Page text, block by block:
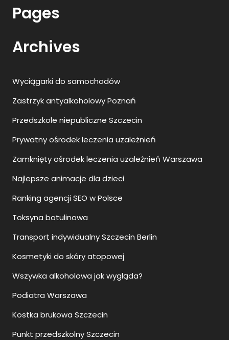
Pages
Archives
Wyciągarki do samochodów
Zastrzyk antyalkoholowy Poznań
Przedszkole niepubliczne Szczecin
Prywatny ośrodek leczenia uzależnień
Zamknięty ośrodek leczenia uzależnień Warszawa
Najlepsze animacje dla dzieci
Ranking agencji SEO w Polsce
Toksyna botulinowa
Transport indywidualny Szczecin Berlin
Kosmetyki do skóry atopowej
Wszywka alkoholowa jak wygląda?
Podiatra Warszawa
Kostka brukowa Szczecin
Punkt przedszkolny Szczecin